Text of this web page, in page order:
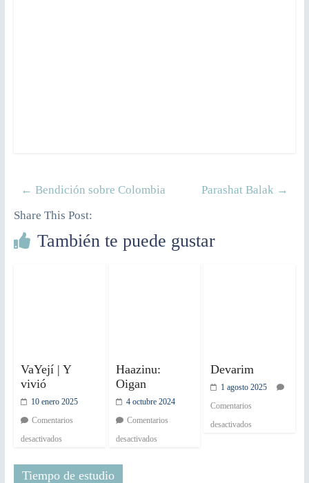
← Bendición sobre Colombia Parashat Balak →
Share This Post:
También te puede gustar
VaYejí | Y
vivió
10 enero 2025
Comentarios
desactivados
Haazinu:
Oigan
4 octubre 2024
Comentarios
desactivados
Devarim
1 agosto 2025
Comentarios
desactivados
Tiempo de estudio